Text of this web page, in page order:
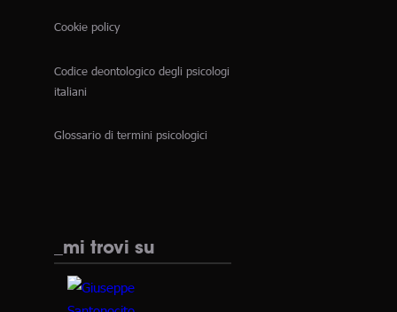
Cookie policy
Codice deontologico degli psicologi
italiani
Glossario di termini psicologici
_mi trovi su